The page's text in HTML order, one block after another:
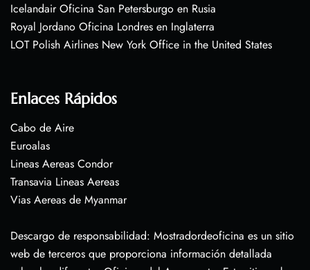
Icelandair Oficina San Petersburgo en Rusia
Royal Jordano Oficina Londres en Inglaterra
LOT Polish Airlines New York Office in the United States
Enlaces Rápidos
Cabo de Aire
Euroalas
Lineas Aereas Condor
Transavia Lineas Aereas
Vias Aereas de Myanmar
Descargo de responsabilidad: Mostradordeoficina es un sitio
web de terceros que proporciona información detallada